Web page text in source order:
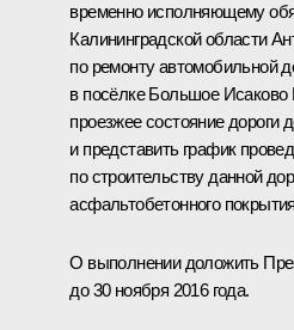
временно исполняющему
Калининградской области
по ремонту автомобильной
в посёлке Большое Исаково
проезжее состояние дороги
и представить график
по строительству данной
асфальтобетонного
О выполнении доложить
до 30 ноября 2016 года.